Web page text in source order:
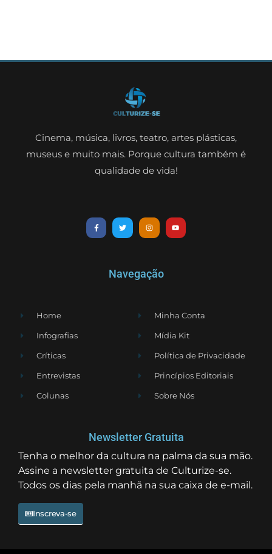
Cinema, música, livros, teatro, artes plásticas,
museus e muito mais. Porque cultura também é
qualidade de vida!
Navegação
Home
Infografias
Críticas
Entrevistas
Colunas
Minha Conta
Mídia Kit
Política de Privacidade
Princípios Editoriais
Sobre Nós
Newsletter Gratuita
Tenha o melhor da cultura na palma da sua mão.
Assine a newsletter gratuita de Culturize-se.
Todos os dias pela manhã na sua caixa de e-mail.
Inscreva-se